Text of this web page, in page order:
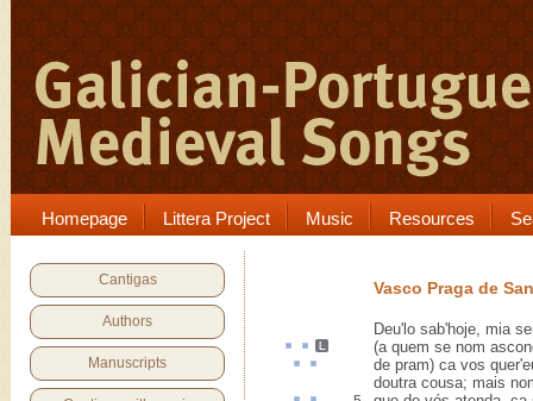
Homepage Littera Project Music Resources
Cantigas
Authors
Manuscripts
Vasco Praga de
Deu'lo sab'hoje, mia
(a quem se nom
de pram) ca vos
doutra cousa; mais